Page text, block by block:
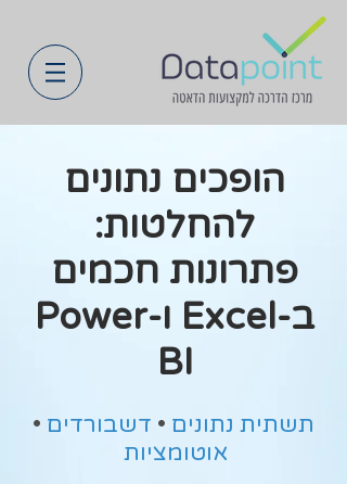
הופכים נתונים
להחלטות:
פתרונות חכמים
ב-Excel ו-Power
BI
תשתית נתונים • דשבורדים •
אוטומציות